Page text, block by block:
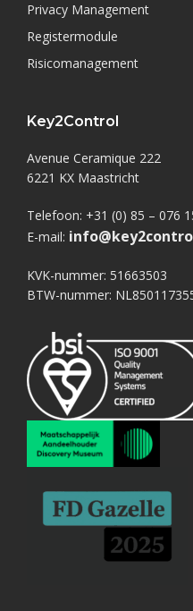
Privacy Management
Registermodule
Risicomanagement
Key2Control
Avenue Ceramique 222
6221 KX Maastricht
Telefoon: +31 (0) 85 – 076
E-mail:
KVK-nummer: 51663503
BTW-nummer: